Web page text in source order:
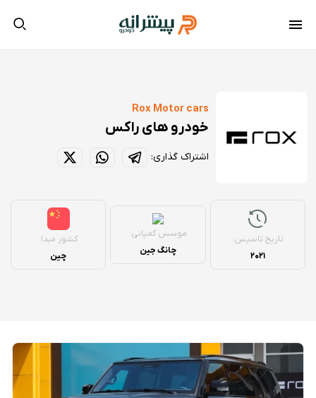
Rox Motor cars
خودرو های راکس
اشتراک گذاری:
تاریخ تاسیس:
2021
موسس کمپانی:
چانگ جین
کشور مبدا:
چین